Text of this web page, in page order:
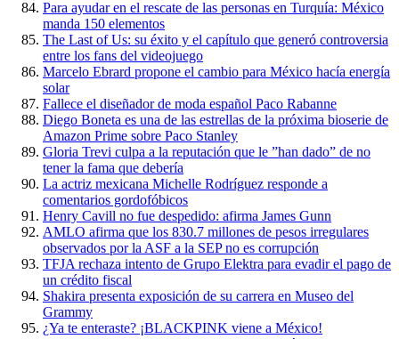
Para ayudar en el rescate de las personas en Turquía: México
manda 150 elementos
The Last of Us: su éxito y el capítulo que generó controversia
entre los fans del videojuego
Marcelo Ebrard propone el cambio para México hacía energía
solar
Fallece el diseñador de moda español Paco Rabanne
Diego Boneta es una de las estrellas de la próxima bioserie de
Amazon Prime sobre Paco Stanley
Gloria Trevi culpa a la reputación que le ”han dado” de no
tener la fama que debería
La actriz mexicana Michelle Rodríguez responde a
comentarios gordofóbicos
Henry Cavill no fue despedido: afirma James Gunn
AMLO afirma que los 830.7 millones de pesos irregulares
observados por la ASF a la SEP no es corrupción
TFJA rechaza intento de Grupo Elektra para evadir el pago de
un crédito fiscal
Shakira presenta exposición de su carrera en Museo del
Grammy
¿Ya te enteraste? ¡BLACKPINK viene a México!